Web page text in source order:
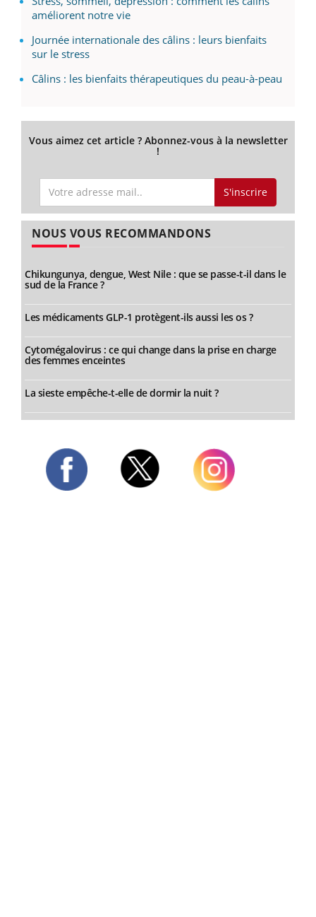
améliorent notre vie
Journée internationale des câlins : leurs bienfaits
sur le stress
Câlins : les bienfaits thérapeutiques du peau-à-peau
Vous aimez cet article ? Abonnez-vous à la newsletter
!
S'inscrire
NOUS VOUS RECOMMANDONS
Chikungunya, dengue, West Nile : que se passe-t-il dans le
sud de la France ?
Les médicaments GLP-1 protègent-ils aussi les os ?
Cytomégalovirus : ce qui change dans la prise en charge
des femmes enceintes
La sieste empêche-t-elle de dormir la nuit ?